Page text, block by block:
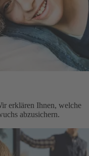
erklären Ihnen, welche
abzusichern.